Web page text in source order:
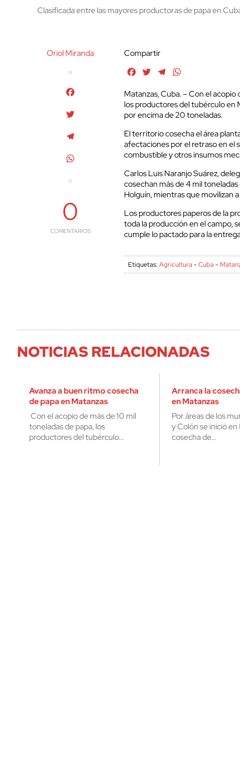
Clasificada entre las mayores productoras de papa en
Oriol Miranda
0
COMENTARIOS
Compartir
FacebookTwitterTelegram
Matanzas, Cuba. – Con el
los productores del tubérculo en
por encima de 20 toneladas.
El territorio cosecha el área
afectaciones por el retraso en el
combustible y otros insumos
Carlos Luis Naranjo Suárez,
cosechan más de 4 mil
Holguín, mientras que movilizan
Los productores paperos de la
toda la producción en el campo,
cumple lo pactado para la
Etiquetas:Agricultura -Cuba -
NOTICIAS RELACIONADAS
Avanza a buen ritmo cosecha
de papa en Matanzas
Con el acopio de más de 10 mil
toneladas de papa, los
productores del tubérculo…
Arranca la
en Matanzas
Por áreas de los
y Colón se inició en
cosecha de…